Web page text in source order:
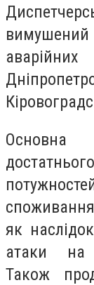
Основна
як
атаки на
Також